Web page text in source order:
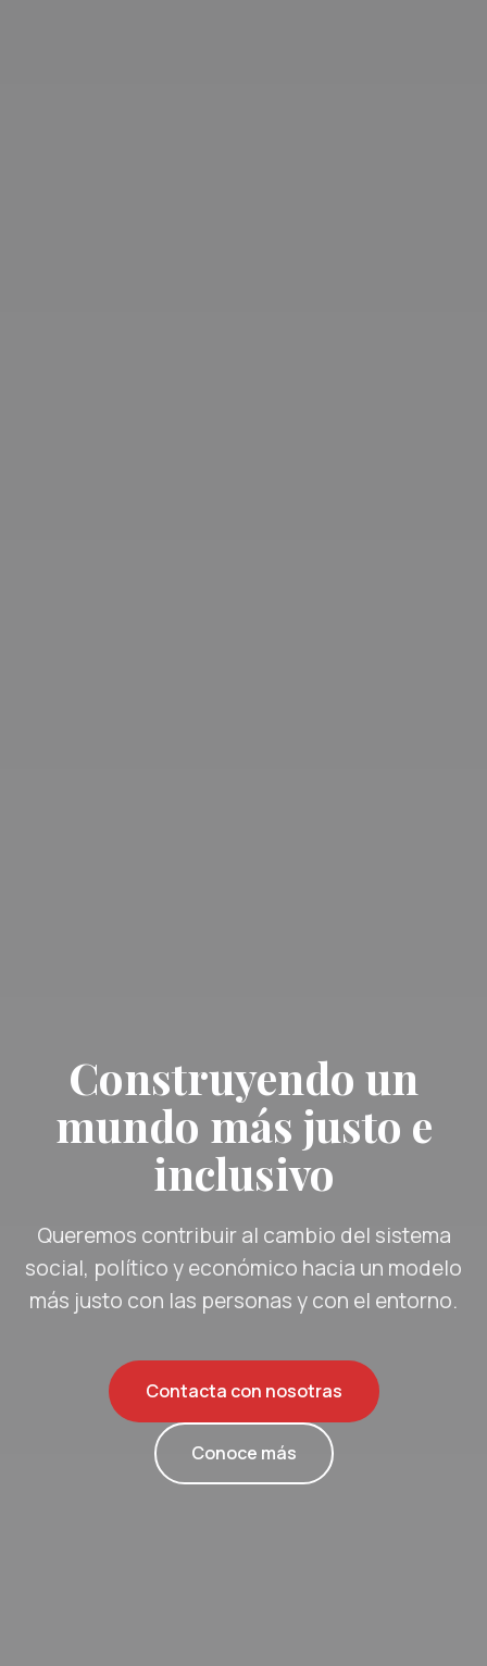
Construyendo un
mundo más justo e
inclusivo
Queremos contribuir al cambio del sistema
social, político y económico hacia un modelo
más justo con las personas y con el entorno.
Contacta con nosotras
Conoce más